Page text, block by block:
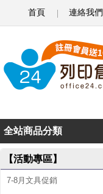
首頁 連絡我們
據
／
款
單
全站商品分類
【活動專區】
7-8月文具促銷